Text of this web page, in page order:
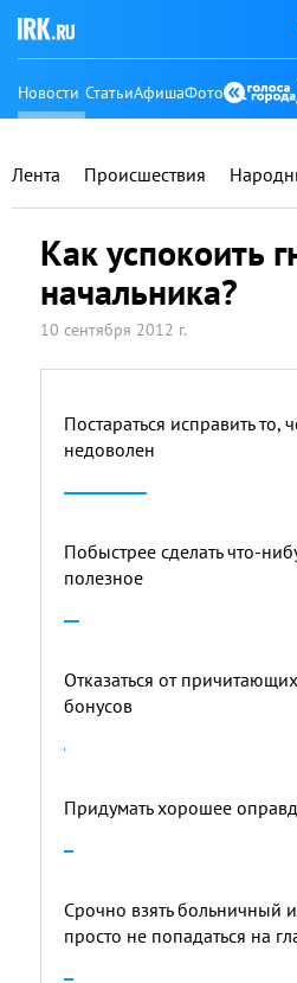
Новости СтатьиАфишаФото
Лента Происшествия
Как успокоить
начальника?
10 сентября 2012 г.
Постараться исправить то,
недоволен
Побыстрее сделать что-
полезное
Отказаться от
бонусов
Придумать хорошее
Срочно взять больничный
просто не попадаться на